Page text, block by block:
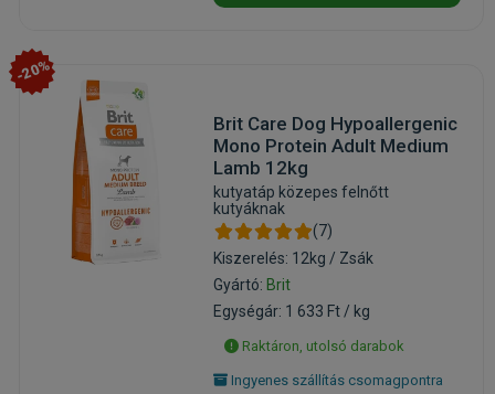
-20%
Brit Care Dog Hypoallergenic
Mono Protein Adult Medium
Lamb 12kg
kutyatáp közepes felnőtt
kutyáknak
(7)
Kiszerelés: 12kg / Zsák
Gyártó: Brit
Egységár: 1 633 Ft / kg
Raktáron, utolsó darabok
Ingyenes szállítás csomagpontra